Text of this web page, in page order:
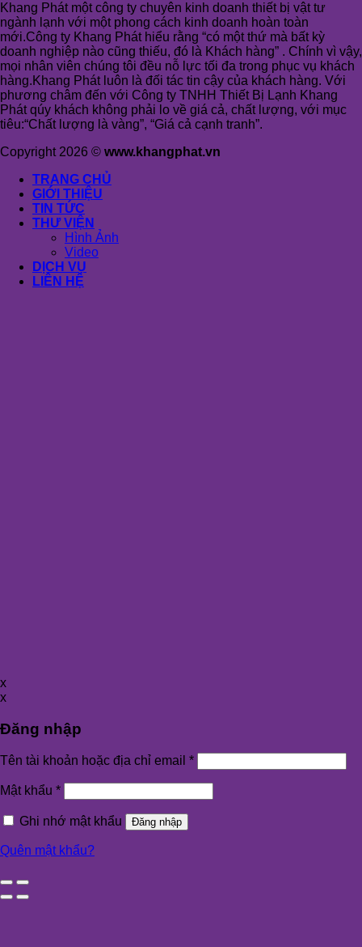
Khang Phát một công ty chuyên kinh doanh thiết bị vật tư
ngành lạnh với một phong cách kinh doanh hoàn toàn
mới.Công ty Khang Phát hiểu rằng “có một thứ mà bất kỳ
doanh nghiệp nào cũng thiếu, đó là Khách hàng” . Chính vì vậy,
mọi nhân viên chúng tôi đều nỗ lực tối đa trong phục vụ khách
hàng.Khang Phát luôn là đối tác tin cậy của khách hàng. Với
phương châm đến với Công ty TNHH Thiết Bị Lạnh Khang
Phát qúy khách không phải lo về giá cả, chất lượng, với mục
tiêu:“Chất lượng là vàng”, “Giá cả cạnh tranh”.
Copyright 2026 © www.khangphat.vn
TRANG CHỦ
GIỚI THIỆU
TIN TỨC
THƯ VIỆN
Hình Ảnh
Video
DỊCH VỤ
LIÊN HỆ
x
x
Đăng nhập
Tên tài khoản hoặc địa chỉ email *
Mật khẩu *
Ghi nhớ mật khẩu Đăng nhập
Quên mật khẩu?